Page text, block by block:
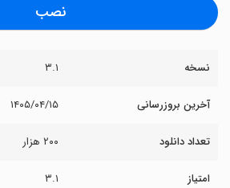
نصب
نسخه ۳.۱
آخرین بروزرسانی ۱۴۰۵/۰۴/۱۵
تعداد دانلود ۲۰۰ هزار
امتیاز ۳.۱